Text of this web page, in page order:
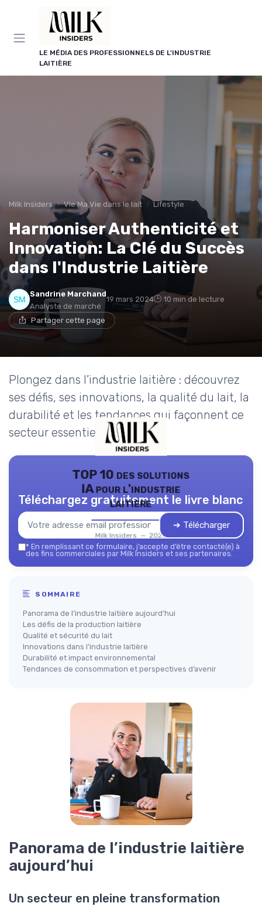
LE MÉDIA DES PROFESSIONNELS DE L'INDUSTRIE
LAITIÈRE
Milk Insiders Vie Ma Vie dans le lait Lifestyle
Harmoniser Authenticité et
Innovation: La Clé du Succès
dans l'Industrie Laitière
Sandrine Marchand
Analyste de marché
19 mars 2024 10 min de lecture
Partager cette page
Plongez dans l’industrie laitière : découvrez
ses défis, ses innovations, la qualité du lait, la
durabilité et les tendances qui façonnent ce
secteur essentiel.
TOP 10 des solutions
IA pour l'industrie
laitière
Milk Insiders — 2026
Téléchargez gratuitement le livre blanc
➔ Télécharger
* En remplissant ce formulaire, j’accepte d’être contacté(e) à
des fins commerciales par Milk Insiders et ses partenaires.
SOMMAIRE
Panorama de l’industrie laitière aujourd’hui
Les défis de la production laitière
Qualité et sécurité du lait
Innovations dans l’industrie laitière
Durabilité et impact environnemental
Tendances de consommation et perspectives d’avenir
Panorama de l’industrie laitière
aujourd’hui
Un secteur en pleine transformation